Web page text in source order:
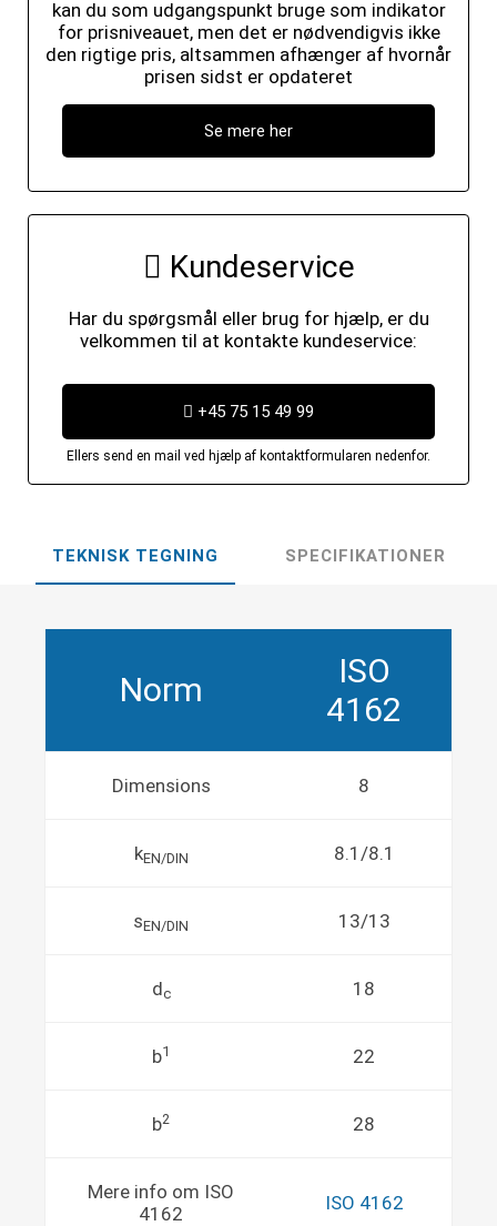
kan du som udgangspunkt bruge som indikator
for prisniveauet, men det er nødvendigvis ikke
den rigtige pris, altsammen afhænger af hvornår
prisen sidst er opdateret
Se mere her
Kundeservice
Har du spørgsmål eller brug for hjælp, er du
velkommen til at kontakte kundeservice:
+45 75 15 49 99
Ellers send en mail ved hjælp af kontaktformularen nedenfor.
TEKNISK TEGNING SPECIFIKATIONER
Norm
ISO
4162
Dimensions 8
kEN/DIN 8.1/8.1
sEN/DIN 13/13
dc 18
b1 22
b2 28
Mere info om ISO
4162
ISO 4162